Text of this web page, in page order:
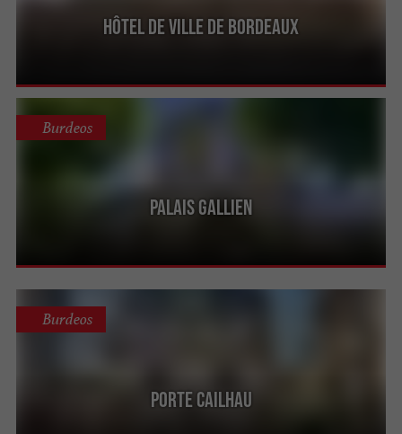
Hôtel de Ville de Bordeaux
Palais Gallien
Burdeos
Porte Cailhau
Burdeos